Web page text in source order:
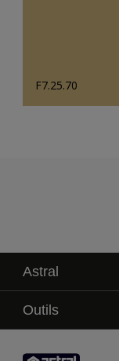
F7.25.70
Astral
La marque
Service technique
Contact
Outils